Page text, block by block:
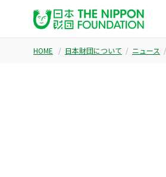
HOME 日本財団について ニュース